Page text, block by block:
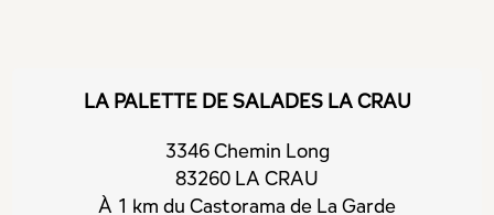
LA PALETTE DE SALADES LA CRAU
3346 Chemin Long
83260 LA CRAU
À 1 km du Castorama de La Garde